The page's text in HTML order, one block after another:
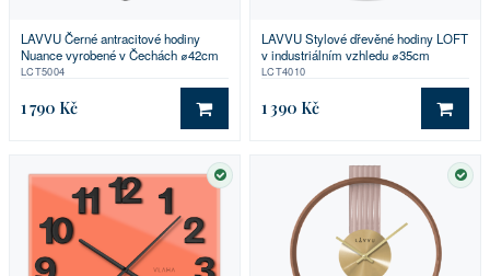
LAVVU Černé antracitové hodiny
Nuance vyrobené v Čechách ⌀42cm
LCT5004
1 790 Kč DO KOŠÍKU
LAVVU Stylové dřevěné hodiny LOFT
v industriálním vzhledu ⌀35cm
LCT4010
1 390 Kč DO
SKLADEM